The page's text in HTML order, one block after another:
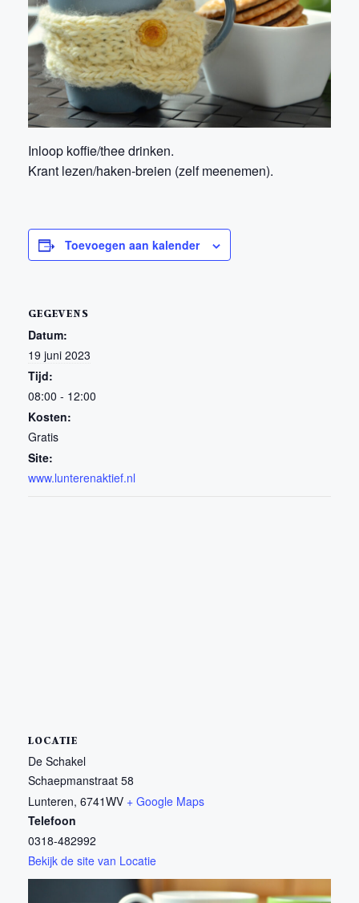
Inloop koffie/thee drinken.
Krant lezen/haken-breien (zelf meenemen).
Toevoegen aan kalender
GEGEVENS
Datum:
19 juni 2023
Tijd:
08:00 - 12:00
Kosten:
Gratis
Site:
www.lunterenaktief.nl
LOCATIE
De Schakel
Schaepmanstraat 58
Lunteren, 6741WV + Google Maps
Telefoon
0318-482992
Bekijk de site van Locatie